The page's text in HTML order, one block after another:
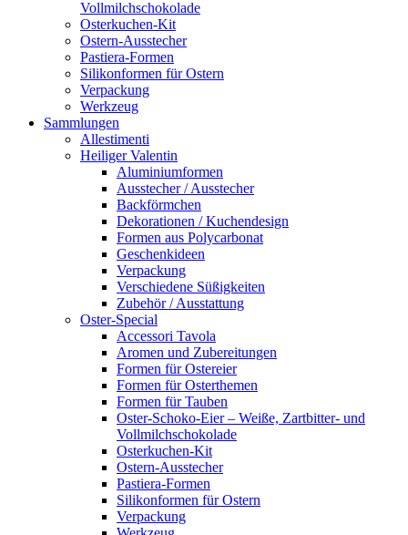
Vollmilchschokolade
Osterkuchen-Kit
Ostern-Ausstecher
Pastiera-Formen
Silikonformen für Ostern
Verpackung
Werkzeug
Sammlungen
Allestimenti
Heiliger Valentin
Aluminiumformen
Ausstecher / Ausstecher
Backförmchen
Dekorationen / Kuchendesign
Formen aus Polycarbonat
Geschenkideen
Verpackung
Verschiedene Süßigkeiten
Zubehör / Ausstattung
Oster-Special
Accessori Tavola
Aromen und Zubereitungen
Formen für Ostereier
Formen für Osterthemen
Formen für Tauben
Oster-Schoko-Eier – Weiße, Zartbitter- und
Vollmilchschokolade
Osterkuchen-Kit
Ostern-Ausstecher
Pastiera-Formen
Silikonformen für Ostern
Verpackung